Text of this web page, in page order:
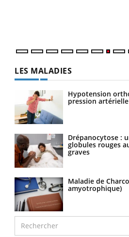
LES MALADIES
Hypotension
pression
Drépanocytose :
globules rouges
graves
Maladie de
amyotrophique)